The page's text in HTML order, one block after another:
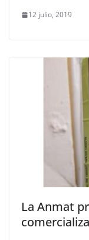
12 julio, 2019
La Anmat